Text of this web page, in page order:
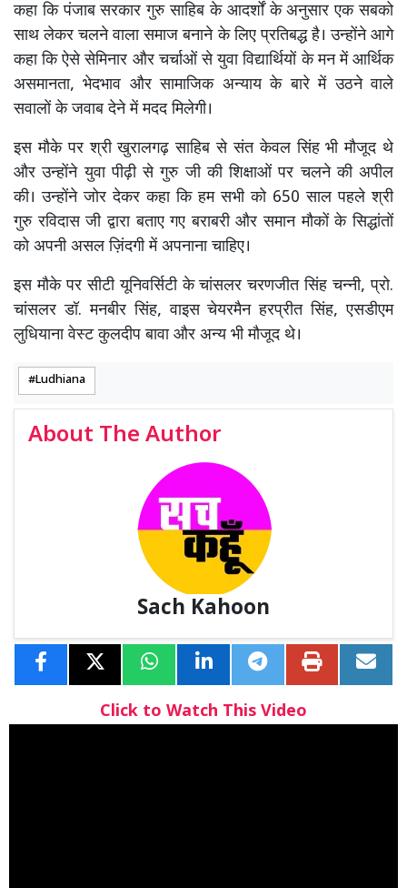
कहा कि पंजाब सरकार गुरु साहिब के आदर्शों के अनुसार एक सबको
साथ लेकर चलने वाला समाज बनाने के लिए प्रतिबद्ध है। उन्होंने आगे
कहा कि ऐसे सेमिनार और चर्चाओं से युवा विद्यार्थियों के मन में आर्थिक
असमानता, भेदभाव और सामाजिक अन्याय के बारे में उठने वाले
सवालों के जवाब देने में मदद मिलेगी।
इस मौके पर श्री खुरालगढ़ साहिब से संत केवल सिंह भी मौजूद थे
और उन्होंने युवा पीढ़ी से गुरु जी की शिक्षाओं पर चलने की अपील
की। उन्होंने जोर देकर कहा कि हम सभी को 650 साल पहले श्री
गुरु रविदास जी द्वारा बताए गए बराबरी और समान मौकों के सिद्धांतों
को अपनी असल ज़िंदगी में अपनाना चाहिए।
इस मौके पर सीटी यूनिवर्सिटी के चांसलर चरणजीत सिंह चन्नी, प्रो.
चांसलर डॉ. मनबीर सिंह, वाइस चेयरमैन हरप्रीत सिंह, एसडीएम
लुधियाना वेस्ट कुलदीप बावा और अन्य भी मौजूद थे।
Ludhiana
About The Author
Sach Kahoon
Click to Watch This Video